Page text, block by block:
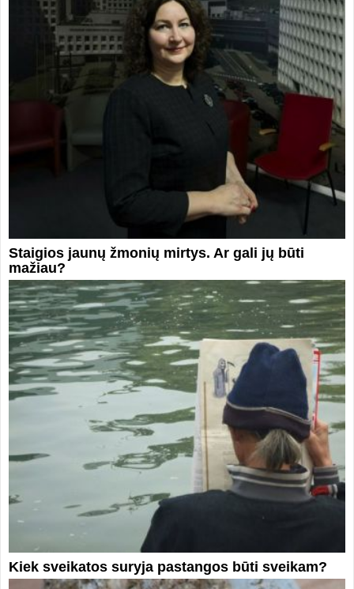
Staigios jaunų žmonių mirtys. Ar gali jų būti
mažiau?
Kiek sveikatos suryja pastangos būti sveikam?